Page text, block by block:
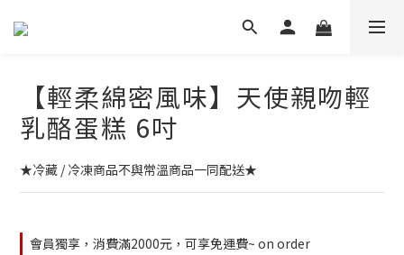
【輕柔綿密風味】天使親吻輕
乳酪蛋糕 6吋
★冷藏 / 冷凍商品不與常溫商品一同配送★
會員獨享，消費滿2000元，可享免運費~ on order